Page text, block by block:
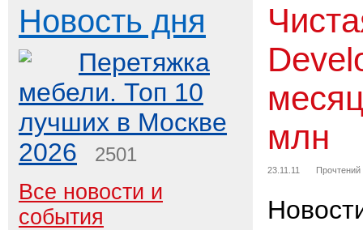
Новость дня
Перетяжка
мебели. Топ 10
лучших в Москве
2026
2501
Все новости и
события
млн
23.11.11